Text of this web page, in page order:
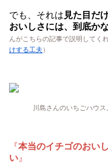
でも、それは 見た目だ
おいしさには、到底か
んがこちらの記事で説明してく
けする工夫 ）
川島さんのいちごハウ
『本当のイチゴのおい
い 』